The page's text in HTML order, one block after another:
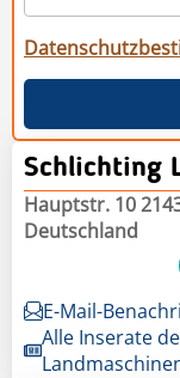
Schlichting
Hauptstr. 10
Deutschland
E-Mail-
Alle Inserate